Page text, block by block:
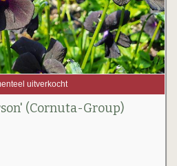
uitverkocht
(Cornuta-Group)